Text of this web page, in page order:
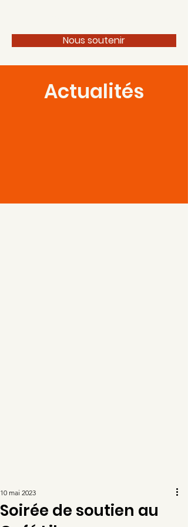
Nous soutenir
Actualités
Soirée de soutien au
10 mai 2023